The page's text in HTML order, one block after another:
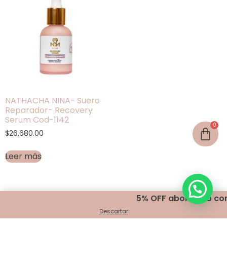
5% OFF abonando
Descartar
NATHACHA NINA- Suero
Reparador- Recovery
Serum Cod-1142
$26,680.00
Leer más